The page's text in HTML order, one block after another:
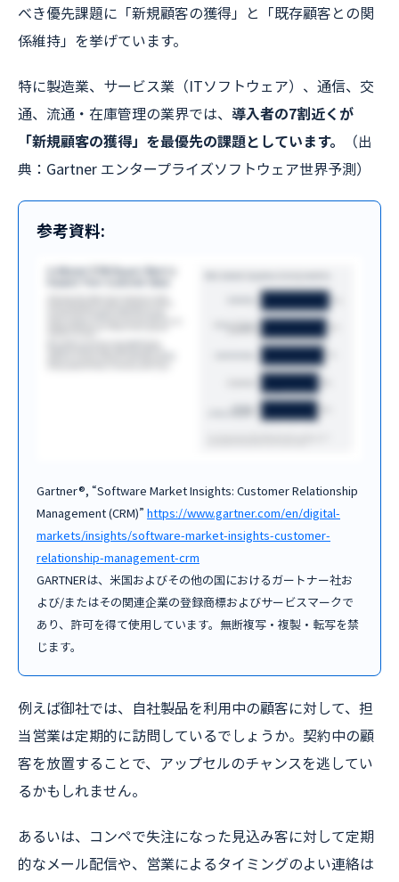
べき優先課題に「新規顧客の獲得」と「既存顧客との関
係維持」を挙げています。
特に製造業、サービス業（ITソフトウェア）、通信、交
通、流通・在庫管理の業界では、 導入者の7割近くが
「新規顧客の獲得」を最優先の課題としています。
（出
典：Gartner エンタープライズソフトウェア世界予測）
参考資料:
Gartner®, “Software Market Insights: Customer Relationship
Management (CRM)” https://www.gartner.com/en/digital-
markets/insights/software-market-insights-customer-
relationship-management-crm
GARTNERは、米国およびその他の国におけるガートナー社お
よび/またはその関連企業の登録商標およびサービスマークで
あり、許可を得て使用しています。無断複写・複製・転写を禁
じます。
例えば御社では、自社製品を利用中の顧客に対して、担
当営業は定期的に訪問しているでしょうか。契約中の顧
客を放置することで、アップセルのチャンスを逃してい
るかもしれません。
あるいは、コンペで失注になった見込み客に対して定期
的なメール配信や、営業によるタイミングのよい連絡は